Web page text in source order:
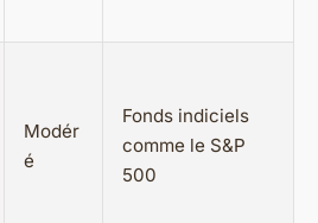
Modér
é
Fonds indiciels
comme le S&P
500